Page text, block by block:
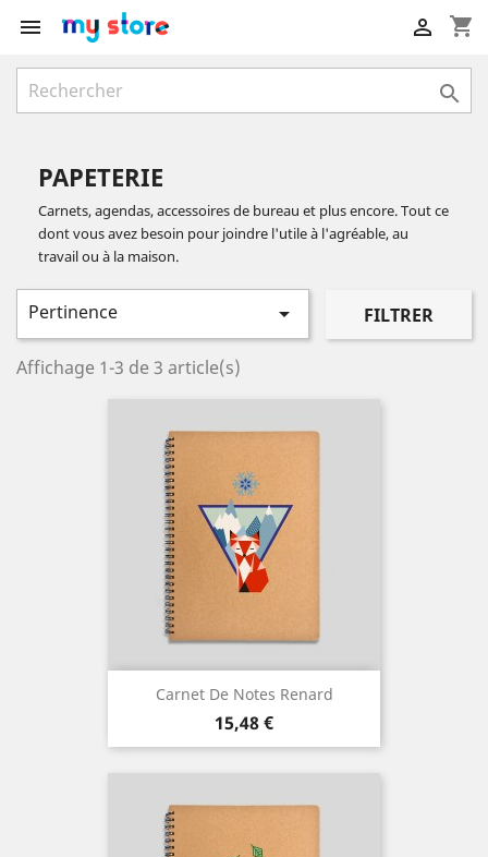
 shopping_cart


PAPETERIE
Carnets, agendas, accessoires de bureau et plus encore. Tout ce
dont vous avez besoin pour joindre l'utile à l'agréable, au
travail ou à la maison.
Pertinence  FILTRER
Affichage 1-3 de 3 article(s)
Carnet De Notes Renard
Prix
15,48 €